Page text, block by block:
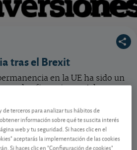
tras el Brexit
en la UE ha sido un
financieros. Adaptamos
reservado a SOCIOS
de terceros para analizar tus hábitos de
información sobre qué te suscita interés
web y tu seguridad. Si haces clic en el
aceptarás la implementación de las cookies
Si haces clic en "Configuración de cookies"